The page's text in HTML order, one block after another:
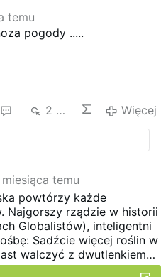
temu
pogody .....
2 tys. Więcej
miesiąca temu
powtórzy każde
Najgorszy rządzie w historii
Globalistów), inteligentni
Sadźcie więcej roślin w
walczyć z dwutlenkiem
tylko pretekst do tego żeby